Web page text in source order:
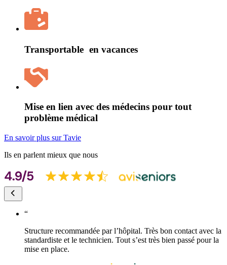
Transportable en vacances
Mise en lien avec des médecins pour tout
problème médical
En savoir plus sur Tavie
Ils en parlent mieux que nous
“
Structure recommandée par l’hôpital. Très bon contact avec la
standardiste et le technicien. Tout s’est très bien passé pour la
mise en place.